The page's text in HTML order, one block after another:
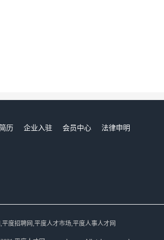
历 企业入驻 会员中心
法律申明
平度招聘网,平度人才市场,平度人事人才网